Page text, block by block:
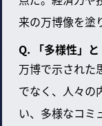
来の万博像を塗
Q. 「多様性」
万博で示された
でなく、人々の
い、多様なコミ